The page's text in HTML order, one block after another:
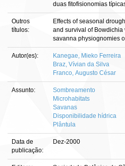
duas fitofisionomias
Outros
títulos:
Effects of seasonal
and survival of
savanna physiognomies
Autor(es):
Kanegae, Mieko Ferreira
Braz, Vívian da Silva
Franco, Augusto César
Assunto:
Sombreamento
Microhabitats
Savanas
Disponibilidade hídrica
Plântula
Data de
publicação:
Dez-2000